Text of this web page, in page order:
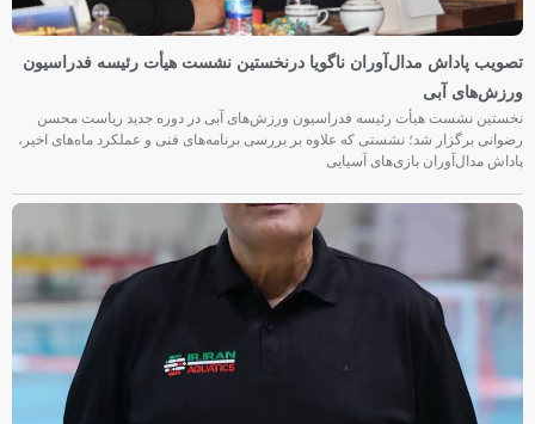
تصویب پاداش مدال‌آوران ناگویا درنخستین نشست هیأت رئیسه فدراسیون
ورزش‌های آبی
نخستین نشست هیأت رئیسه فدراسیون ورزش‌های آبی در دوره جدید ریاست محسن
رضوانی برگزار شد؛ نشستی که علاوه بر بررسی برنامه‌های فنی و عملکرد ماه‌های اخیر،
پاداش مدال‌آوران بازی‌های آسیایی